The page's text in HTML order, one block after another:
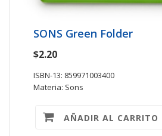
SONS Green Folder
$2.20
ISBN-13: 859971003400
Materia: Sons
AÑADIR AL CARRITO